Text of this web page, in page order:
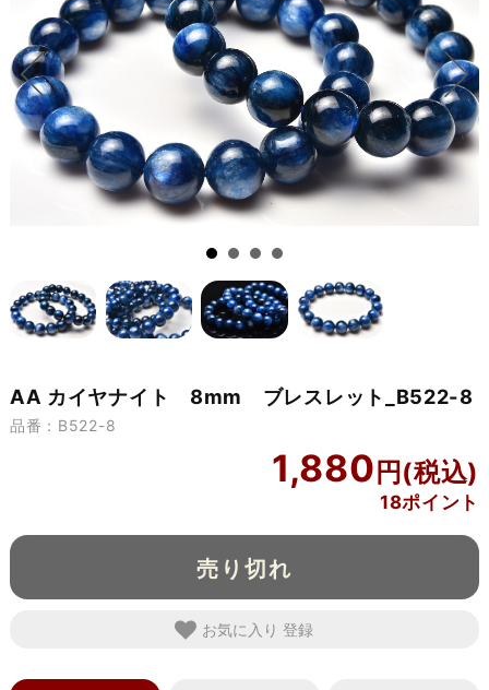
AA カイヤナイト 8mm ブレスレット_B522-8
品番：B522-8
1,880
18ポイント
売り切れ
お気に入り